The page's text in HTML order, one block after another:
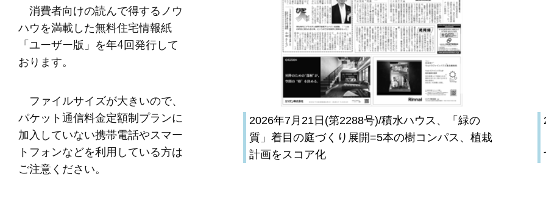
2026年7月21日(第2288号)/積水ハウス、「緑の
質」着目の庭づくり展開=5本の樹コンパス、植栽
計画をスコア化
消費者向けの読んで得するノウ
ハウを満載した無料住宅情報紙
「ユーザー版」を年4回発行して
おります。
ファイルサイズが大きいので、
パケット通信料金定額制プランに
加入していない携帯電話やスマー
トフォンなどを利用している方は
ご注意ください。